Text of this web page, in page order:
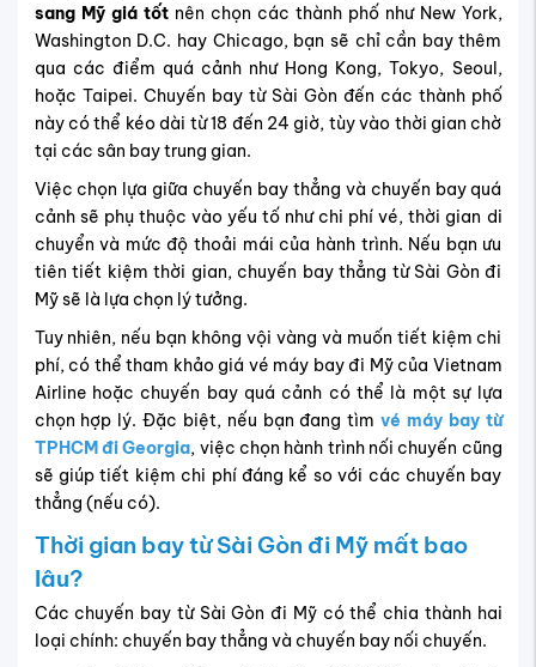
sang Mỹ giá tốtnên chọn các thành phố như New York,
Washington D.C. hay Chicago, bạn sẽ chỉ cần bay thêm
qua các điểm quá cảnh như Hong Kong, Tokyo, Seoul,
hoặc Taipei. Chuyến bay từ Sài Gòn đến các thành phố
này có thể kéo dài từ 18 đến 24 giờ, tùy vào thời gian chờ
tại các sân bay trung gian.
Việc chọn lựa giữa chuyến bay thẳng và chuyến bay quá
cảnh sẽ phụ thuộc vào yếu tố như chi phí vé, thời gian di
chuyển và mức độ thoải mái của hành trình. Nếu bạn ưu
tiên tiết kiệm thời gian, chuyến bay thẳng từ Sài Gòn đi
Mỹ sẽ là lựa chọn lý tưởng.
Tuy nhiên, nếu bạn không vội vàng và muốn tiết kiệm chi
phí, có thể tham khảo giá vé máy bay đi Mỹ của Vietnam
Airline hoặc chuyến bay quá cảnh có thể là một sự lựa
chọn hợp lý. Đặc biệt, nếu bạn đang tìm vé máy bay từ
TPHCM đi Georgia, việc chọn hành trình nối chuyến cũng
sẽ giúp tiết kiệm chi phí đáng kể so với các chuyến bay
thẳng (nếu có).
Thời gian bay từ Sài Gòn đi Mỹ mất bao
lâu?
Các chuyến bay từ Sài Gòn đi Mỹ có thể chia thành hai
loại chính: chuyến bay thẳng và chuyến bay nối chuyến.